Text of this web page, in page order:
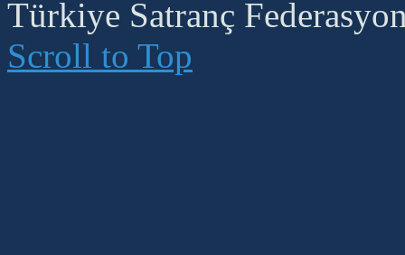
Türkiye Satranç
Scroll to Top